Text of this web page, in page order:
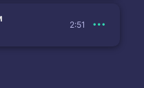
2:51